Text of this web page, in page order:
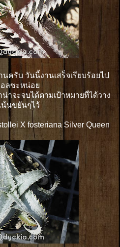
ครับ วันนี้งานเสร็จเรียบร้อยไป
อลซะหน่อย
าจะจบได้ตามเป้าหมายที่ได้วาง
น้นขยันๆไว้
X fosteriana Silver Queen